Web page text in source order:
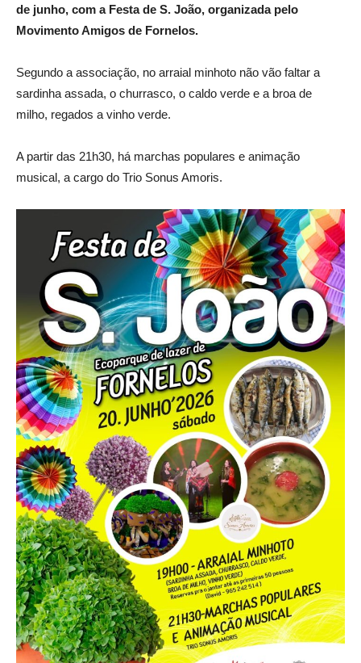
de junho, com a Festa de S. João, organizada pelo
Movimento Amigos de Fornelos.
Segundo a associação, no arraial minhoto não vão faltar a
sardinha assada, o churrasco, o caldo verde e a broa de
milho, regados a vinho verde.
A partir das 21h30, há marchas populares e animação
musical, a cargo do Trio Sonus Amoris.